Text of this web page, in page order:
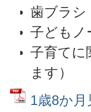
歯ブラシ
子どもノ
子育てに
ます）
1歳8か